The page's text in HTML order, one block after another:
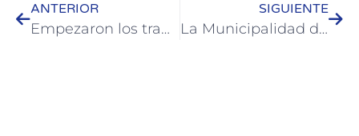
ANTERIOR
Empezaron los trabajos de enripiado en barrio El Ombú
SIGUIENTE
La Municipalidad de Colón preinscribe a empresas e industrias para acceder a programas de desarrollo